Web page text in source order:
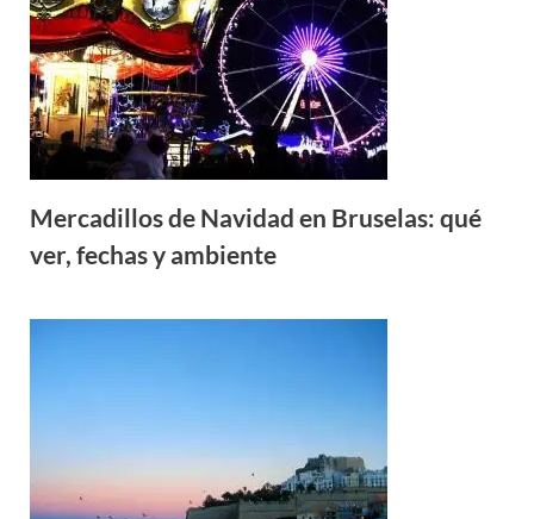
Mercadillos de Navidad en Bruselas: qué
ver, fechas y ambiente